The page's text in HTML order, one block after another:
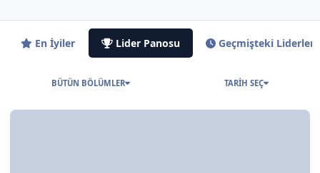
En İyiler Lider Panosu Geçmişteki Liderler
BÜTÜN BÖLÜMLER TARIH SEÇ